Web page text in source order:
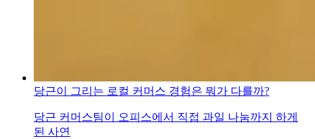
당근이 그리는 로컬 커머스 경험은 뭐가 다를까?
당근 커머스팀이 오피스에서 직접 과일 나눔까지 하게
된 사연